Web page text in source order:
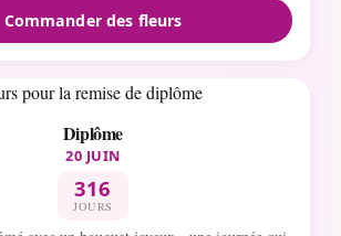
Commander des fleurs
Diplôme
20 JUIN
316
JOURS